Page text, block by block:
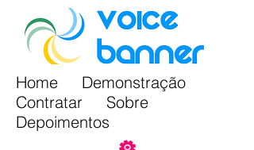
Home
Demonstração
Contratar
Sobre
Depoimentos